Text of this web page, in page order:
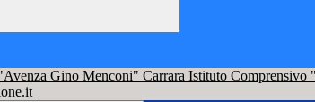
Istituto Comprensivo